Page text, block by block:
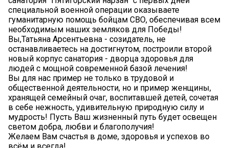
специальной военной операции оказываете
гуманитарную помощь бойцам СВО, обеспечивая всем
необходимым наших земляков для Победы!
Вы,Татьяна Арсентьевна - созидатель, не
останавливаетесь на достигнутом, построили второй
новый корпус санатория - дворца здоровья для
людей с мощной современной базой лечения!
Вы для нас пример не только в трудовой и
общественной деятельности, но и пример женщины,
хранящей семейный очаг, воспитавшей детей, сочетая
в себе нежность, удивительную природную силу и
мудрость! Пусть Ваш жизненный путь будет освещен
светом добра, любви и благополучия!
Желаем Вам счастья в доме, здоровья и успехов во